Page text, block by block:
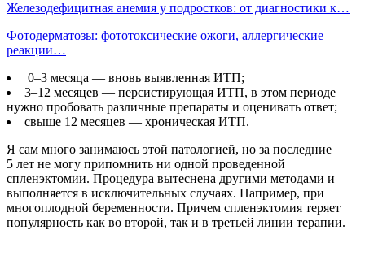
Железодефицитная анемия у подростков: от диагностики к…
Фотодерматозы: фототоксические ожоги, аллергические
реакции…
0–3 месяца — вновь выявленная ИТП;
3–12 месяцев — персистирующая ИТП, в этом периоде
нужно пробовать различные препараты и оценивать ответ;
свыше 12 месяцев — хроническая ИТП.
Я сам много занимаюсь этой патологией, но за последние
5 лет не могу припомнить ни одной проведенной
спленэктомии. Процедура вытеснена другими методами и
выполняется в исключительных случаях. Например, при
многоплодной беременности. Причем спленэктомия теряет
популярность как во второй, так и в третьей линии терапии.